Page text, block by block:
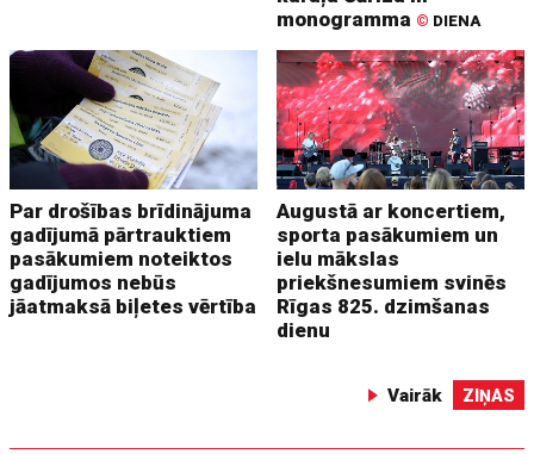
monogramma © DIENA
Par drošības brīdinājuma
gadījumā pārtrauktiem
pasākumiem noteiktos
gadījumos nebūs
jāatmaksā biļetes vērtība
Augustā ar koncertiem,
sporta pasākumiem un
ielu mākslas
priekšnesumiem svinēs
Rīgas 825. dzimšanas
dienu
Vairāk ZIŅAS